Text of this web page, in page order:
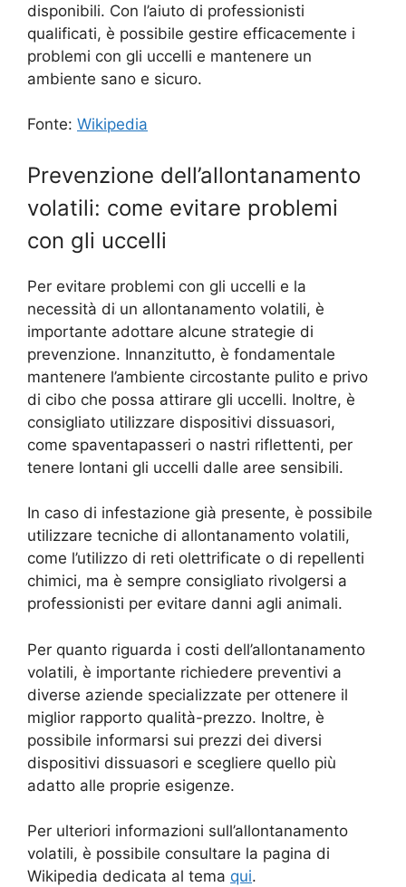
disponibili. Con l’aiuto di professionisti
qualificati, è possibile gestire efficacemente i
problemi con gli uccelli e mantenere un
ambiente sano e sicuro.
Fonte: Wikipedia
Prevenzione dell’allontanamento
volatili: come evitare problemi
con gli uccelli
Per evitare problemi con gli uccelli e la
necessità di un allontanamento volatili, è
importante adottare alcune strategie di
prevenzione. Innanzitutto, è fondamentale
mantenere l’ambiente circostante pulito e privo
di cibo che possa attirare gli uccelli. Inoltre, è
consigliato utilizzare dispositivi dissuasori,
come spaventapasseri o nastri riflettenti, per
tenere lontani gli uccelli dalle aree sensibili.
In caso di infestazione già presente, è possibile
utilizzare tecniche di allontanamento volatili,
come l’utilizzo di reti olettrificate o di repellenti
chimici, ma è sempre consigliato rivolgersi a
professionisti per evitare danni agli animali.
Per quanto riguarda i costi dell’allontanamento
volatili, è importante richiedere preventivi a
diverse aziende specializzate per ottenere il
miglior rapporto qualità-prezzo. Inoltre, è
possibile informarsi sui prezzi dei diversi
dispositivi dissuasori e scegliere quello più
adatto alle proprie esigenze.
Per ulteriori informazioni sull’allontanamento
volatili, è possibile consultare la pagina di
Wikipedia dedicata al tema qui.